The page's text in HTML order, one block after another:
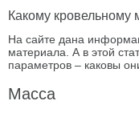
Какому кровельному
На сайте дана
материала. А в этой
параметров – каковы
Масса